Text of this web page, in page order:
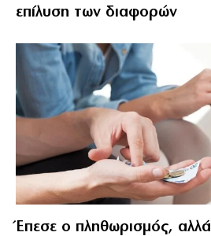
επίλυση των διαφορών
Έπεσε ο πληθωρισμός, αλλά